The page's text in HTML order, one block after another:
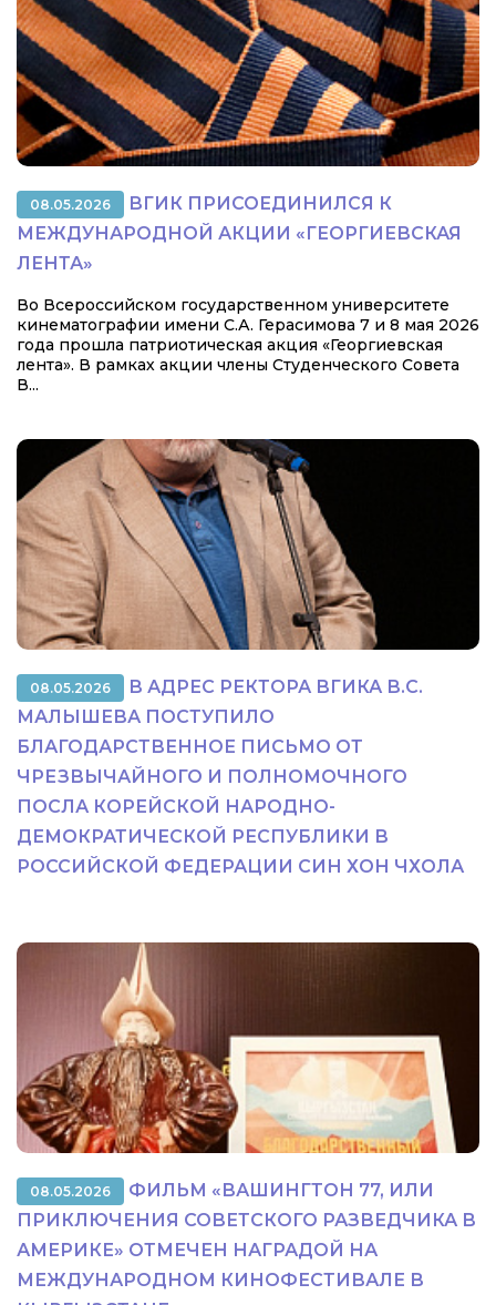
08.05.2026
ВГИК ПРИСОЕДИНИЛСЯ К
МЕЖДУНАРОДНОЙ АКЦИИ «ГЕОРГИЕВСКАЯ
ЛЕНТА»
Во Всероссийском государственном университете
кинематографии имени С.А. Герасимова 7 и 8 мая 2026
года прошла патриотическая акция «Георгиевская
лента». В рамках акции члены Студенческого Совета
В...
08.05.2026
В АДРЕС РЕКТОРА ВГИКА В.С.
МАЛЫШЕВА ПОСТУПИЛО
БЛАГОДАРСТВЕННОЕ ПИСЬМО ОТ
ЧРЕЗВЫЧАЙНОГО И ПОЛНОМОЧНОГО
ПОСЛА КОРЕЙСКОЙ НАРОДНО-
ДЕМОКРАТИЧЕСКОЙ РЕСПУБЛИКИ В
РОССИЙСКОЙ ФЕДЕРАЦИИ СИН ХОН ЧХОЛА
08.05.2026
ФИЛЬМ «ВАШИНГТОН 77, ИЛИ
ПРИКЛЮЧЕНИЯ СОВЕТСКОГО РАЗВЕДЧИКА В
АМЕРИКЕ» ОТМЕЧЕН НАГРАДОЙ НА
МЕЖДУНАРОДНОМ КИНОФЕСТИВАЛЕ В